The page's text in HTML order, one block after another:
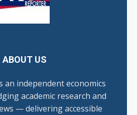
ABOUT US
an independent economics
academic research and
— delivering accessible